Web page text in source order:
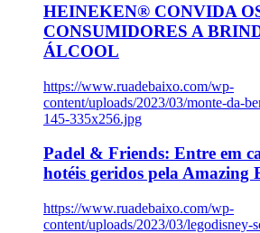
HEINEKEN® CONVIDA
CONSUMIDORES A
ÁLCOOL
https://www.ruadebaixo.com/wp-
content/uploads/2023/03/monte-da-
145-335x256.jpg
Padel & Friends: Entre em
hotéis geridos pela Amazing
https://www.ruadebaixo.com/wp-
content/uploads/2023/03/legodisney-